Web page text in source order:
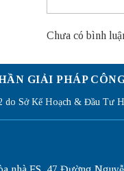
Chưa có bình
GIẢI PHÁP
do Sở Kế Hoạch & Đầu Tư